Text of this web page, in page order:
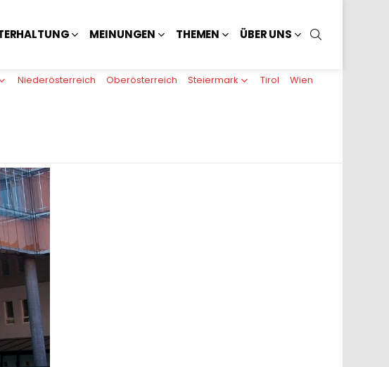
MEINUNGEN THEMEN ÜBER UNS
Niederösterreich Oberösterreich Steiermark Tirol Wien